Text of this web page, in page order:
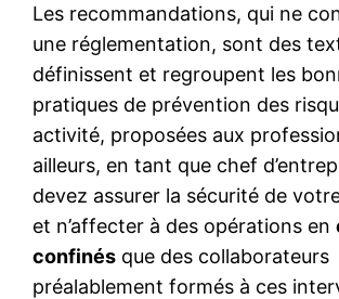
Les recommandations, qui ne
une réglementation, sont des
définissent et regroupent les
pratiques de prévention des
activité, proposées aux
ailleurs, en tant que chef
devez assurer la sécurité de
et n’affecter à des opérations en
confinés que des collaborateurs
préalablement formés à ces